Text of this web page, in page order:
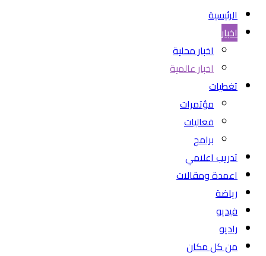
الرئيسية
اخبار
اخبار محلية
اخبار عالمية
تغطيات
مؤتمرات
فعاليات
برامج
تدريب اعلامي
اعمدة ومقالات
رياضة
فيديو
راديو
من كل مكان